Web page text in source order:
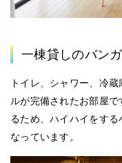
一棟貸しのバン
トイレ、シャワー、冷
ルが完備されたお部屋
るため、ハイハイをす
なっています。